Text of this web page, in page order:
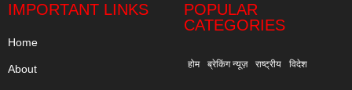
IMPORTANT LINKS
Home
About
POPULAR
CATEGORIES
होम ब्रेकिंग न्यूज़ राष्ट्रीय विदेश